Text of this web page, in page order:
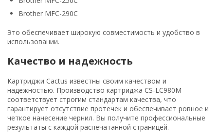
Brother MFC-290C
Это обеспечивает широкую совместимость и удобство в
использовании.
Качество и надежность
Картриджи Cactus известны своим качеством и
надежностью. Производство картриджа CS-LC980M
соответствует строгим стандартам качества, что
гарантирует отсутствие протечек и обеспечивает ровное и
четкое нанесение чернил. Вы получите профессиональные
результаты с каждой распечатанной страницей.